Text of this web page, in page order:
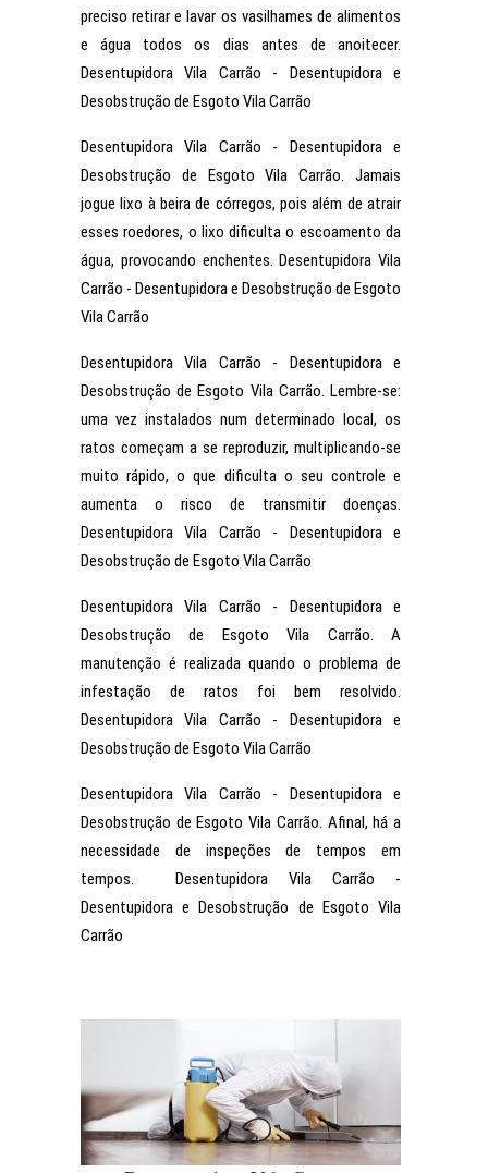
preciso retirar e lavar os vasilhames de alimentos
e água todos os dias antes de anoitecer.
Desentupidora Vila Carrão - Desentupidora e
Desobstrução de Esgoto Vila Carrão
Desentupidora Vila Carrão - Desentupidora e
Desobstrução de Esgoto Vila Carrão. Jamais
jogue lixo à beira de córregos, pois além de atrair
esses roedores, o lixo dificulta o escoamento da
água, provocando enchentes. Desentupidora Vila
Carrão - Desentupidora e Desobstrução de Esgoto
Vila Carrão
Desentupidora Vila Carrão - Desentupidora e
Desobstrução de Esgoto Vila Carrão. Lembre-se:
uma vez instalados num determinado local, os
ratos começam a se reproduzir, multiplicando-se
muito rápido, o que dificulta o seu controle e
aumenta o risco de transmitir doenças.
Desentupidora Vila Carrão - Desentupidora e
Desobstrução de Esgoto Vila Carrão
Desentupidora Vila Carrão - Desentupidora e
Desobstrução de Esgoto Vila Carrão. A
manutenção é realizada quando o problema de
infestação de ratos foi bem resolvido.
Desentupidora Vila Carrão - Desentupidora e
Desobstrução de Esgoto Vila Carrão
Desentupidora Vila Carrão - Desentupidora e
Desobstrução de Esgoto Vila Carrão. Afinal, há a
necessidade de inspeções de tempos em
tempos. Desentupidora Vila Carrão -
Desentupidora e Desobstrução de Esgoto Vila
Carrão